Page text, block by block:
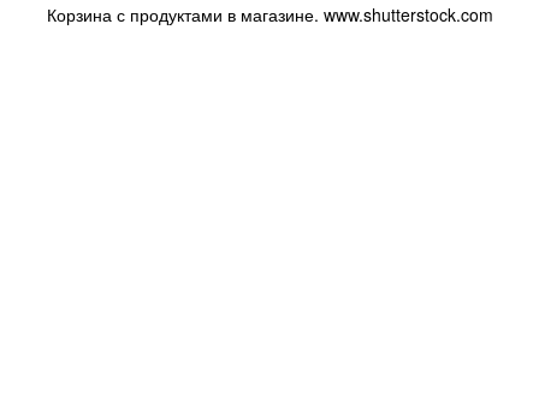
Корзина с продуктами в магазине. www.shutterstock.com